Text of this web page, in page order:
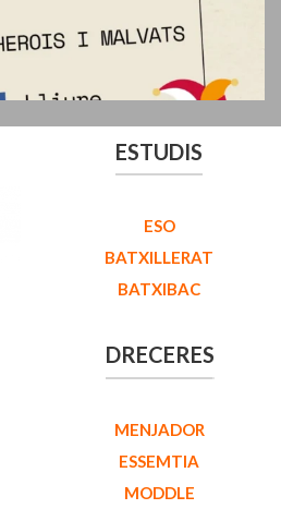
ESTUDIS
ESO
BATXILLERAT
BATXIBAC
DRECERES
MENJADOR
ESSEMTIA
MODDLE